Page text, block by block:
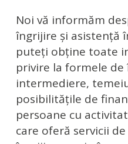
Noi vă informăm
îngrijire şi asistenţă
puteți obține toate
privire la formele de
intermediere,
posibilitățile de
persoane cu
care oferă servicii